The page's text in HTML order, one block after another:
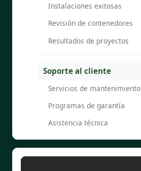
Instalaciones exitosas
Revisión de contenedores
Resultados de proyectos
Soporte al cliente
Servicios de mantenimiento
Programas de garantía
Asistencia técnica